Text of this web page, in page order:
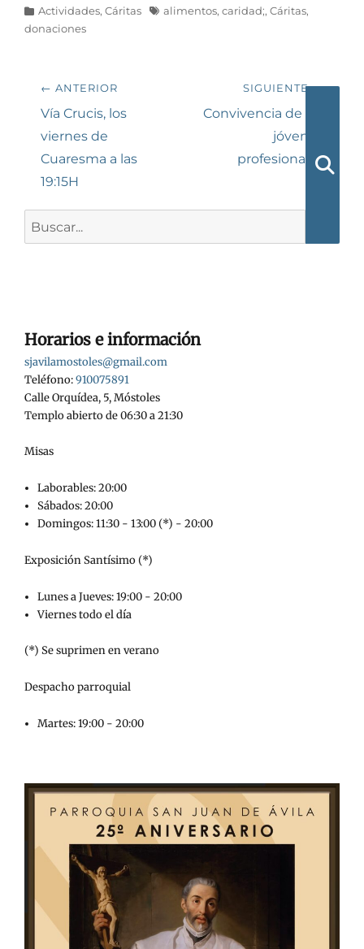
Categorías
Actividades, Cáritas Etiquetas
alimentos, caridad;, Cáritas,
donaciones
Navegación
de
entradas
← ANTERIOR
Entrada
anterior:
Vía Crucis, los
viernes de
Cuaresma a las
19:15H
SIGUIENTE →
Siguiente
Convivencia de los
jóvenes
profesionales
Horarios e información
sjavilamostoles@gmail.com
Teléfono:910075891
Calle Orquídea, 5, Móstoles
Templo abierto de 06:30 a 21:30
Misas
Laborables: 20:00
Sábados: 20:00
Domingos: 11:30 - 13:00 (*) - 20:00
Exposición Santísimo (*)
Lunes a Jueves: 19:00 - 20:00
Viernes todo el día
(*) Se suprimen en verano
Despacho parroquial
Martes: 19:00 - 20:00